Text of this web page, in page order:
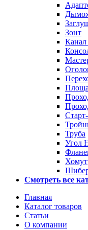
Зонт
Канал
Труба
Угол
Хомут
Смотреть все
Главная
Каталог товаров
Статьи
О компании